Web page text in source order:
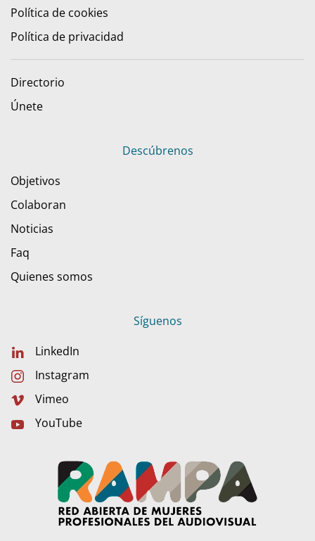
Política de cookies
Política de privacidad
Directorio
Únete
Descúbrenos
Objetivos
Colaboran
Noticias
Faq
Quienes somos
Síguenos
LinkedIn
Instagram
Vimeo
YouTube